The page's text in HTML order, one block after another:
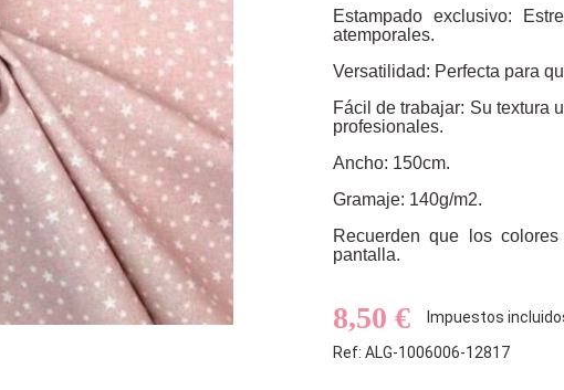
Estampado exclusivo:
atemporales.
Versatilidad: Perfecta para
Fácil de trabajar: Su textura
profesionales.
Ancho: 150cm.
Gramaje: 140g/m2.
Recuerden que los
pantalla.
8,50 €
Impuestos
Ref: ALG-1006006-12817